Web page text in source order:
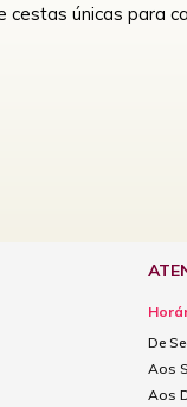
únicas para
De
Aos
Aos